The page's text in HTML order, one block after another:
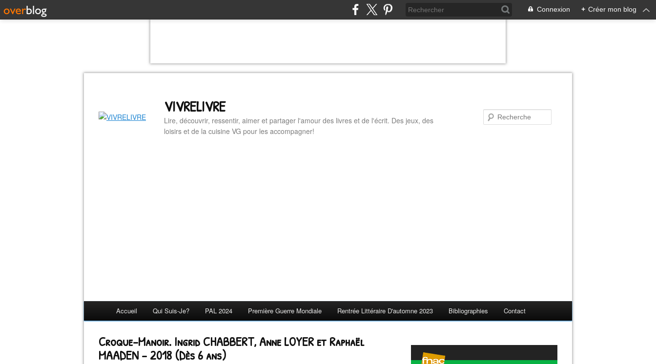
Connexion + Créer mon blog
VIVRELIVRE
Lire, découvrir, ressentir, aimer et partager l'amour des livres et de l'écrit. Des jeux, des
loisirs et de la cuisine VG pour les accompagner!
Accueil Qui Suis-Je? PAL 2024 Première Guerre Mondiale Rentrée Littéraire D'automne 2023 Bibliographies Contact
Croque-Manoir. Ingrid CHABBERT, Anne LOYER et Raphaël
MAADEN – 2018 (Dès 6 ans)